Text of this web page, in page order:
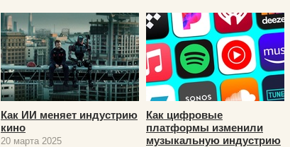
Как ИИ меняет индустрию
кино
20 марта 2025
Как цифровые
платформы изменили
музыкальную индустрию